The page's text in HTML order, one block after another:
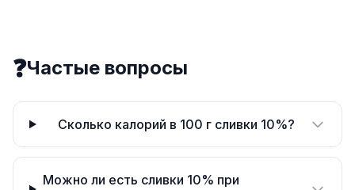
❓Частые вопросы
Сколько калорий в 100 г сливки 10%?
Можно ли есть сливки 10% при